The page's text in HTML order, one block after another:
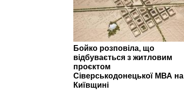
Бойко розповіла, що
відбувається з житловим
проєктом
Сіверськодонецької МВА на
Київщині